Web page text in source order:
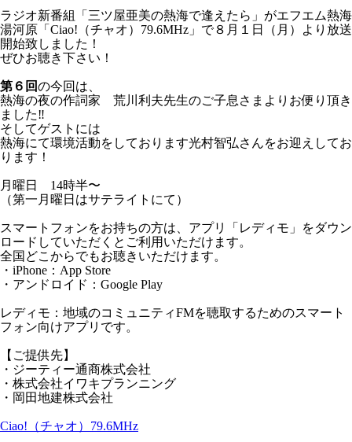
ラジオ新番組「三ツ屋亜美の熱海で逢えたら」がエフエム熱海
湯河原「Ciao!（チャオ）79.6MHz」で８月１日（月）より放送
開始致しました！
ぜひお聴き下さい！
第６回の今回は、
熱海の夜の作詞家 荒川利夫先生のご子息さまよりお便り頂き
ました‼️
そしてゲストには
熱海にて環境活動をしております光村智弘さんをお迎えしてお
ります！
月曜日 14時半〜
（第一月曜日はサテライトにて）
スマートフォンをお持ちの方は、アプリ「レディモ」をダウン
ロードしていただくとご利用いただけます。
全国どこからでもお聴きいただけます。
・iPhone：App Store
・アンドロイド：Google Play
レディモ：地域のコミュニティFMを聴取するためのスマート
フォン向けアプリです。
【ご提供先】
・ジーティー通商株式会社
・株式会社イワキプランニング
・岡田地建株式会社
Ciao!（チャオ）79.6MHz